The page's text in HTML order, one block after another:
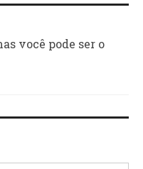
você pode ser o